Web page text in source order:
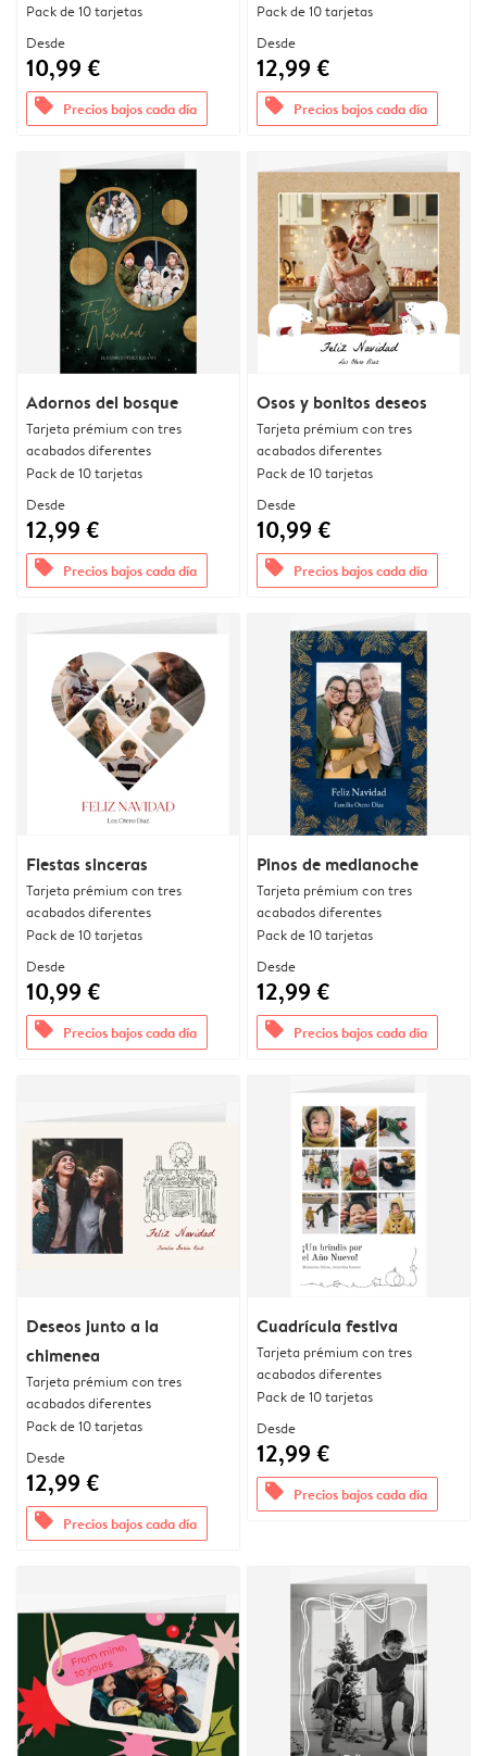
Pack de 10 tarjetas
Desde
10,99 €
offers Precios bajos cada día
Pack de 10 tarjetas
Desde
12,99 €
offers Precios bajos cada día
Adornos del bosque
Tarjeta prémium con tres
acabados diferentes
Pack de 10 tarjetas
Desde
12,99 €
offers Precios bajos cada día
Osos y bonitos deseos
Tarjeta prémium con tres
acabados diferentes
Pack de 10 tarjetas
Desde
10,99 €
offers Precios bajos cada día
Fiestas sinceras
Tarjeta prémium con tres
acabados diferentes
Pack de 10 tarjetas
Desde
10,99 €
offers Precios bajos cada día
Pinos de medianoche
Tarjeta prémium con tres
acabados diferentes
Pack de 10 tarjetas
Desde
12,99 €
offers Precios bajos cada día
Deseos junto a la
chimenea
Tarjeta prémium con tres
acabados diferentes
Pack de 10 tarjetas
Desde
12,99 €
offers Precios bajos cada día
Cuadrícula festiva
Tarjeta prémium con tres
acabados diferentes
Pack de 10 tarjetas
Desde
12,99 €
offers Precios bajos cada día